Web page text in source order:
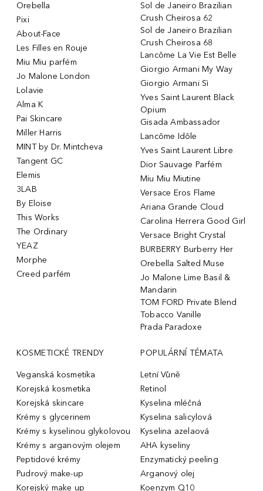
Orebella
Pixi
About-Face
Les Filles en Rouje
Miu Miu parfém
Jo Malone London
Lolavie
Alma K
Pai Skincare
Miller Harris
MINT by Dr. Mintcheva
Tangent GC
Elemis
3LAB
By Eloise
This Works
The Ordinary
YEAZ
Morphe
Creed parfém
Sol de Janeiro Brazilian
Crush Cheirosa 62
Sol de Janeiro Brazilian
Crush Cheirosa 68
Lancôme La Vie Est Belle
Giorgio Armani My Way
Giorgio Armani Sì
Yves Saint Laurent Black
Opium
Gisada Ambassador
Lancôme Idôle
Yves Saint Laurent Libre
Dior Sauvage Parfém
Miu Miu Miutine
Versace Eros Flame
Ariana Grande Cloud
Carolina Herrera Good Girl
Versace Bright Crystal
BURBERRY Burberry Her
Orebella Salted Muse
Jo Malone Lime Basil &
Mandarin
TOM FORD Private Blend
Tobacco Vanille
Prada Paradoxe
KOSMETICKÉ TRENDY
Veganská kosmetika
Korejská kosmetika
Korejská skincare
Krémy s glycerinem
Krémy s kyselinou glykolovou
Krémy s arganovým olejem
Peptidové krémy
Pudrový make-up
Korejský make up
POPULÁRNÍ TÉMATA
Letní Vůně
Retinol
Kyselina mléčná
Kyselina salicylová
Kyselina azelaová
AHA kyseliny
Enzymatický peeling
Arganový olej
Koenzym Q10